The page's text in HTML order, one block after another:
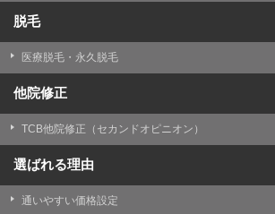
【第三者提供について】
TCBグループは、個人情報保護法その他
められる場合を除き、患者様の同意な
委託先以外の第三者に開示・提供する
ん。
TCBグループは、本人の申し出により個
について、これを適切に対応します。
問合せ先：個人情報お問合せフォーム
脱毛
医療脱毛・永久脱毛
他院修正
TCB他院修正（セカンドオピニオン）
選ばれる理由
通いやすい価格設定